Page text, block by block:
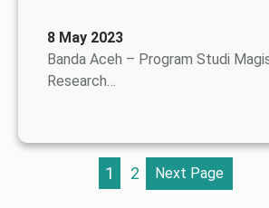
8 May 2023
Banda Aceh – Program Studi
Research…
1 2 Next Page